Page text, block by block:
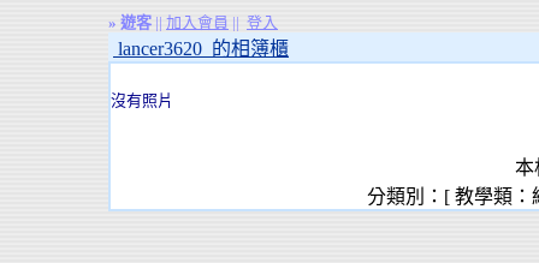
» 遊客 || 加入會員 || 登入
lancer3620 的相簿櫃
沒有照片
本
分類別：[ 教學類：